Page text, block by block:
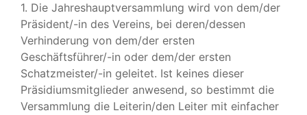
1. Die Jahreshauptversammlung wird von dem/der
Präsident/-in des Vereins, bei deren/dessen
Verhinderung von dem/der ersten
Geschäftsführer/-in oder dem/der ersten
Schatzmeister/-in geleitet. Ist keines dieser
Präsidiumsmitglieder anwesend, so bestimmt die
Versammlung die Leiterin/den Leiter mit einfacher